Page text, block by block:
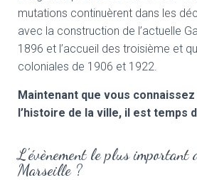
mutations continuèrent dans les
avec la construction de l’actuelle
1896 et l’accueil des troisième et
coloniales de 1906 et 1922.
Maintenant que vous connaissez
l’histoire de la ville, il est temps
L'évènement le plus important
Marseille ?